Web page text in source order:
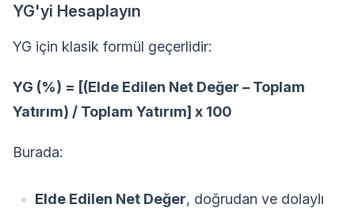
YG'yi Hesaplayın
YG için klasik formül geçerlidir:
YG (%) = [(Elde Edilen Net Değer – Toplam
Yatırım) / Toplam Yatırım] x 100
Burada:
Elde Edilen Net Değer, doğrudan ve dolaylı